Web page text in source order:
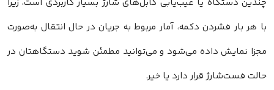
چندین دستگاه یا عیب‌یابی کابل‌های شارژ بسیار کاربردی است، زیرا
با هر بار فشردن دکمه، آمار مربوط به جریان در حال انتقال به‌صورت
مجزا نمایش داده می‌شود و می‌توانید مطمئن شوید دستگاهتان در
حالت فست‌شارژ قرار دارد یا خیر.